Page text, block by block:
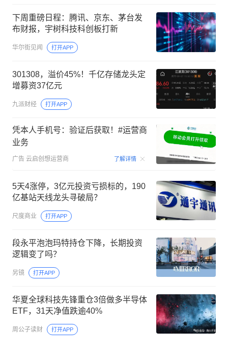
下周重磅日程：腾讯、京东、茅台发
布财报，宇树科技科创板打新
华尔街见闻 打开APP
301308，溢价45%！千亿存储龙头定
增募资37亿元
九派财经 打开APP
凭本人手机号：验证后获取！#运营商
业务
广告 云启创想运营商 了解详情 00:15
5天4涨停，3亿元投资亏损标的，190
亿基站天线龙头寻破局？
尺度商业 打开APP
段永平泡泡玛特持仓下降，长期投资
逻辑变了吗？
另镜 打开APP
华夏全球科技先锋重仓3倍做多半导体
ETF，31天净值跌逾40%
周公子读财 打开APP